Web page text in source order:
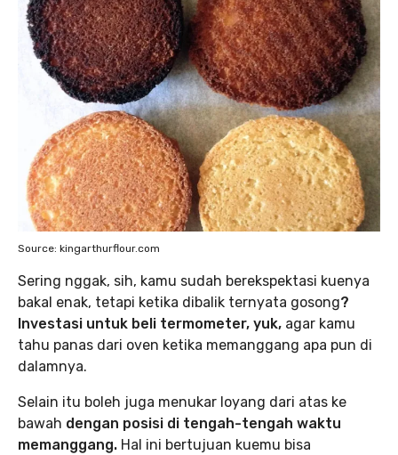
Source: kingarthurflour.com
Sering nggak, sih, kamu sudah berekspektasi kuenya
bakal enak, tetapi ketika dibalik ternyata gosong?
Investasi untuk beli termometer, yuk, agar kamu
tahu panas dari oven ketika memanggang apa pun di
dalamnya.
Selain itu boleh juga menukar loyang dari atas ke
bawah dengan posisi di tengah-tengah waktu
memanggang. Hal ini bertujuan kuemu bisa